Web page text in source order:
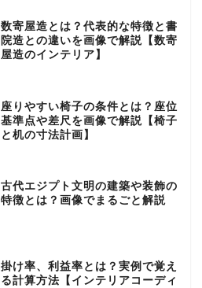
数寄屋造とは？代表的な特徴と書
院造との違いを画像で解説【数寄
屋造のインテリア】
座りやすい椅子の条件とは？座位
基準点や差尺を画像で解説【椅子
と机の寸法計画】
古代エジプト文明の建築や装飾の
特徴とは？画像でまるごと解説
掛け率、利益率とは？実例で覚え
る計算方法【インテリアコーディ